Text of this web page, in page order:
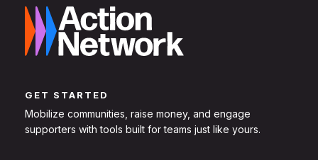
GET STARTED
Mobilize communities, raise money, and engage
supporters with tools built for teams just like yours.